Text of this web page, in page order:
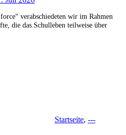
verabschiedeten wir im Rahmen
die das Schulleben teilweise über
Startseite, ---